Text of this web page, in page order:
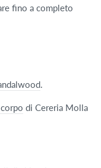
fino a completo
di Cereria Molla